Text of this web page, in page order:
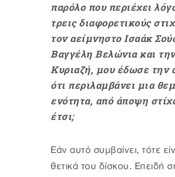
παρόλο που περιέχει
τρεις διαφορετικούς
τον αείμνηστο Ισαάκ
Βαγγέλη Βελώνια και
Κυριαζή, μου έδωσε την
ότι περιλαμβάνει μια
ενότητα, από άποψη
έτσι;
Εάν αυτό συμβαίνει, τότε
θετικά του δίσκου. Επειδή